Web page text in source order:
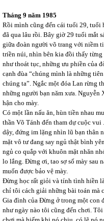
Tháng 9 năm 1985
Rồi mình cũng đến cái tuổi 29,
đã qua lâu rồi. Bây giờ 29 tuổi mắt
giữa đoàn người võ trang với niềm
triền núi, nhìn bên kia đồi thấy
như thoát tục, những ưu phiền của
cạnh đùa “chúng mình là những
chúng ta”. Ngắc một đóa Lan rừng
những người bạn năm xưa. Nguyễn
hận cho mày.
Có một lần nấu ăn, hùn tiền nhau
thần Võ Tánh đến tham dự cuộc
dậy, đứng im lặng nhìn lũ bạn thân
mặt vô tư đang say ngủ thật bình
ngủ co quắp với khuôn mặt nhăn
lo lắng. Đừng ơi, tao sợ số mày sau
muốn được bảo vệ mày.
Đừng học rất giỏi và tính tình hiền
chỉ tôi cách giải những bài toán mà
Gia đình của Đừng ở trong một con
như ngày nào tôi cũng đến chơi.